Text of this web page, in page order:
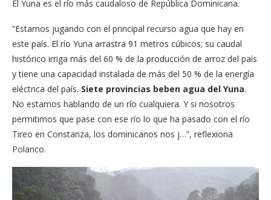
El Yuna es el río más caudaloso de República Dominicana.
“Estamos jugando con el principal recurso agua que hay en
este país. El río Yuna arrastra 91 metros cúbicos; su caudal
histórico irriga más del 60 % de la producción de arroz del país
y tiene una capacidad instalada de más del 50 % de la energía
eléctrica del país. Siete provincias beben agua del Yuna.
No estamos hablando de un río cualquiera. Y si nosotros
permitimos que pase con ese río lo que ha pasado con el río
Tireo en Constanza, los dominicanos nos j…”, reflexiona
Polanco.